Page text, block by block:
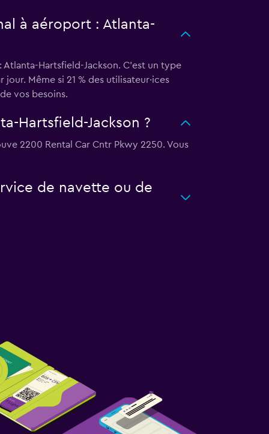
à aéroport : Atlanta-
Hartsfield-Jackson. C'est un type
Même si 21 % des utilisateur·ices
vos besoins.
Hartsfield-Jackson ?
2200 Rental Car Cntr Pkwy 2250. Vous
de navette ou de